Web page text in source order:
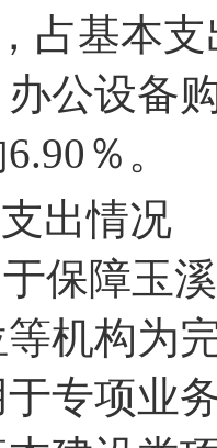
占基本支
公设备
6.90 ％。
出情况
保障玉
机构为
专项业